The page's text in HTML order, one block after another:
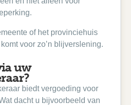
of het provinciehuis
voor zo’n blijverslening.
uw
biedt vergoeding voor
dacht u bijvoorbeeld van